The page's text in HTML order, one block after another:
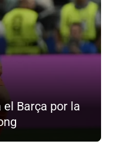
Barça por la